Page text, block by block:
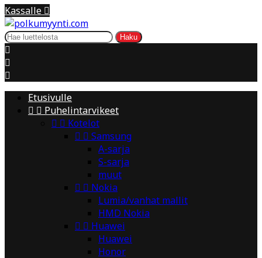
Kassalle 
Haku



Etusivulle
  Puhelintarvikeet
  Kotelot
  Samsung
A-sarja
S-sarja
muut
  Nokia
Lumia/vanhat mallit
HMD Nokia
  Huawei
Huawei
Honor